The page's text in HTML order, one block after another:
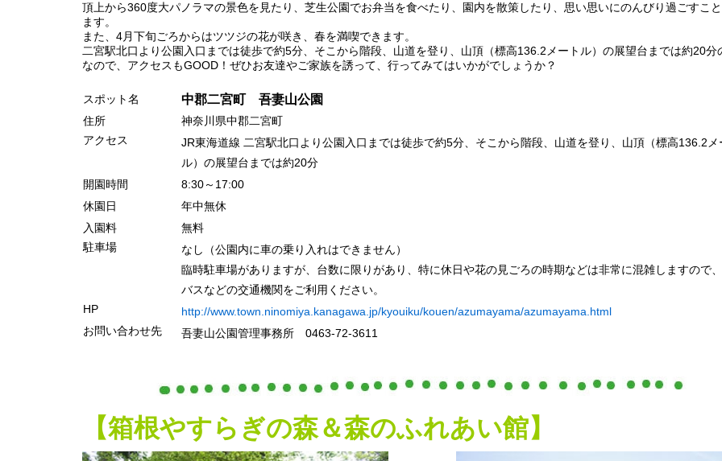
頂上から360度大パノラマの景色を見たり、芝生公園でお弁当を食べたり、園内を散策したり、思い思いにのんびり過ごすこ
ます。
また、4月下旬ごろからはツツジの花が咲き、春を満喫できます。
二宮駅北口より公園入口までは徒歩で約5分、そこから階段、山道を登り、山頂（標高136.2メートル）の展望台までは約20分
なので、アクセスもGOOD！ぜひお友達やご家族を誘って、行ってみてはいかがでしょうか？
スポット名 中郡二宮町 吾妻山公園
住所
神奈川県中郡二宮町
アクセス
JR東海道線 二宮駅北口より公園入口までは徒歩で約5分、そこから階段、山道を登り、山頂（標高136.2メ
ル）の展望台までは約20分
開園時間
8:30～17:00
休園日
年中無休
入園料
無料
駐車場
なし（公園内に車の乗り入れはできません）
臨時駐車場がありますが、台数に限りがあり、特に休日や花の見ごろの時期などは非常に混雑しますので
バスなどの交通機関をご利用ください。
HP
http://www.town.ninomiya.kanagawa.jp/kyouiku/kouen/azumayama/azumayama.html
お問い合わせ先
吾妻山公園管理事務所 0463-72-3611
【箱根やすらぎの森＆森のふれあい館】